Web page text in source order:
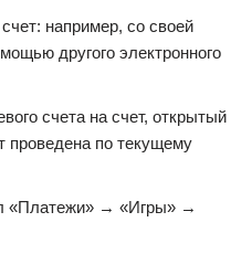
например, со своей
другого электронного
счета на счет, открытый
проведена по текущему
«Платежи» → «Игры» →